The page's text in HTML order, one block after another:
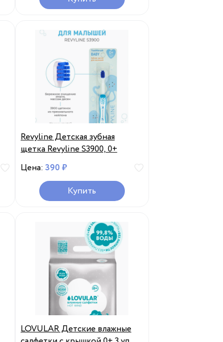
Revyline Детская зубная
щетка Revyline S3900, 0+
Цена: 390 ₽
Купить
LOVULAR Детские влажные